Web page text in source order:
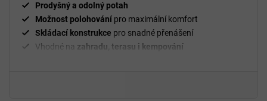
Prodyšný a odolný potah
Možnost polohování pro maximální komfort
Skládací konstrukce pro snadné přenášení
Vhodné na zahradu, terasu i kempování